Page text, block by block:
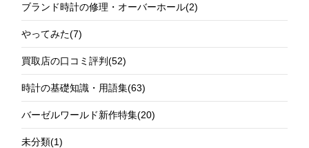
ブランド時計の修理・オーバーホール(2)
やってみた(7)
買取店の口コミ評判(52)
時計の基礎知識・用語集(63)
バーゼルワールド新作特集(20)
未分類(1)